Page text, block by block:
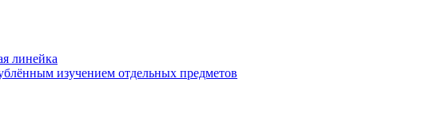
линейка
изучением отдельных предметов